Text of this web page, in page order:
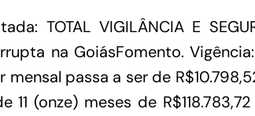
TOTAL VIGILÂNCIA E
na GoiásFomento.
passa a ser de
(onze) meses de